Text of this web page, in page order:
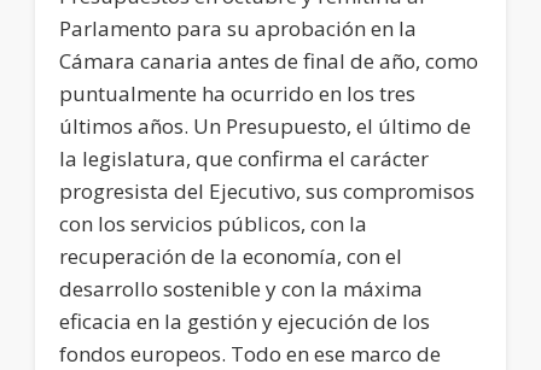
Parlamento para su aprobación en la
Cámara canaria antes de final de año, como
puntualmente ha ocurrido en los tres
últimos años. Un Presupuesto, el último de
la legislatura, que confirma el carácter
progresista del Ejecutivo, sus compromisos
con los servicios públicos, con la
recuperación de la economía, con el
desarrollo sostenible y con la máxima
eficacia en la gestión y ejecución de los
fondos europeos. Todo en ese marco de